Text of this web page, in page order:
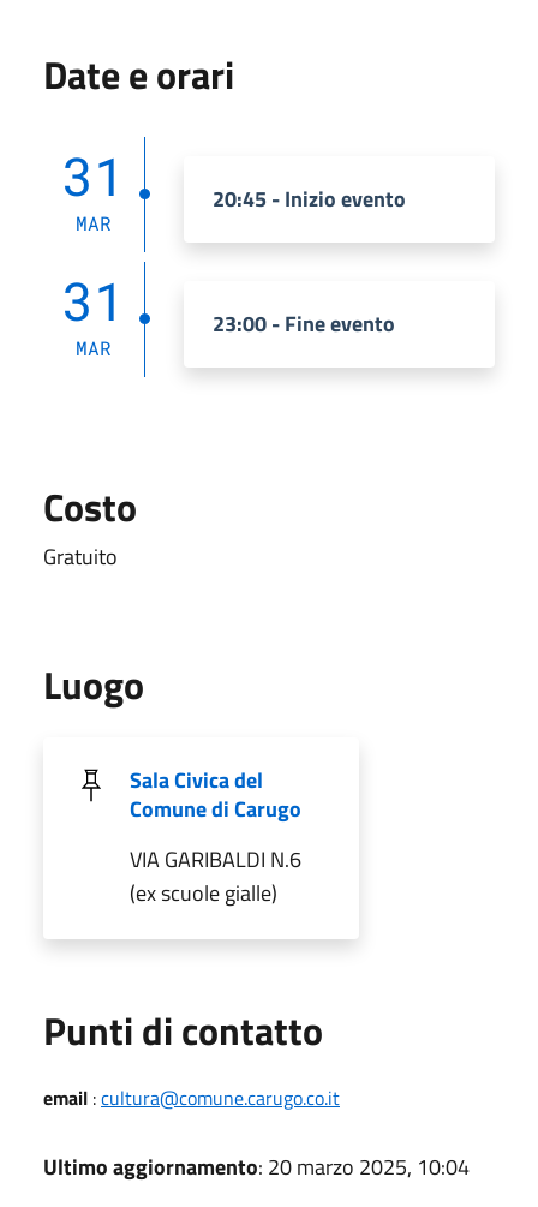
Date e orari
31
MAR
20:45 - Inizio evento
31
MAR
23:00 - Fine evento
Costo
Gratuito
Luogo
Sala Civica del
Comune di Carugo
VIA GARIBALDI N.6
(ex scuole gialle)
Punti di contatto
email :cultura@comune.carugo.co.it
Ultimo aggiornamento: 20 marzo 2025, 10:04